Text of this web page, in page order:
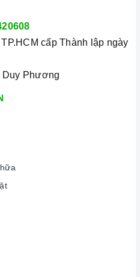
cấp Thành lập ngày
Duy Phương